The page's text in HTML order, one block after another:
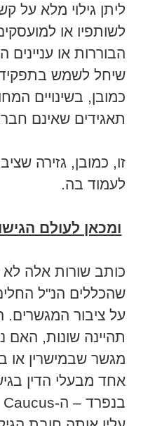
ליתן גילוי מלא על
לשותפיו או
הבוררות או עניינים
שיחל לשמש
כמובן, בשינויים
תאגידים שאינם
זו, כמובן, גזירה
לעמוד בה.
ומכאן לעולם
כותב שורות אלה
שהכללים הנ"ל
על ציבור
תהיינה שונות, האם
מגשר שבמישרין או
אחד מבעלי הדין